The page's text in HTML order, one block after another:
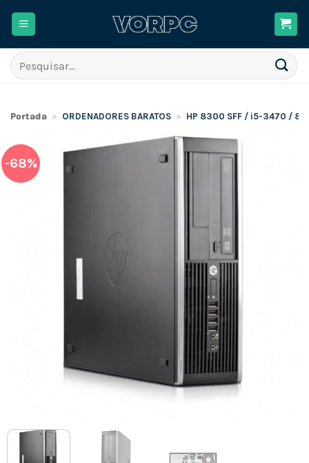
Pesquisar
por:
Portada » ORDENADORES BARATOS » HP 8300 SFF / i5-3470 /
-68%